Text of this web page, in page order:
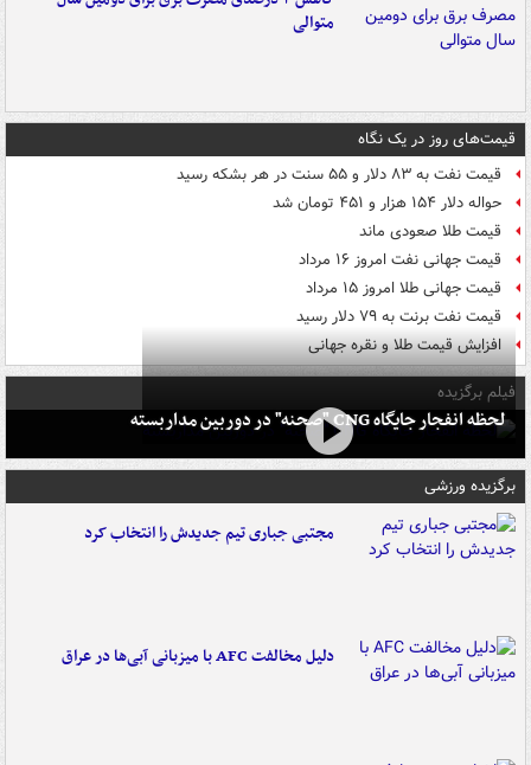
متوالی
قیمت‌های روز در یک نگاه
قیمت نفت به ۸۳ دلار و ۵۵ سنت در هر بشکه رسید
حواله دلار ۱۵۴ هزار و ۴۵۱ تومان شد
قیمت طلا صعودی ماند
قیمت جهانی نفت امروز ۱۶ مرداد
قیمت جهانی طلا امروز ۱۵ مرداد
قیمت نفت برنت به ۷۹ دلار رسید
افزایش قیمت طلا و نقره جهانی
فیلم برگزیده
لحظه انفجار جایگاه CNG "صحنه" در دوربین مداربسته
برگزیده ورزشی
مجتبی جباری تیم جدیدش را انتخاب کرد
دلیل مخالفت AFC با میزبانی آبی‌ها در عراق